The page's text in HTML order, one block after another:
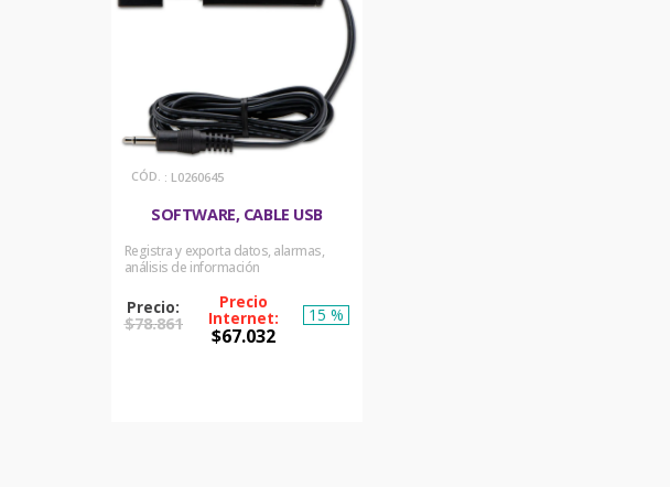
: L0260645
SOFTWARE, CABLE USB
Registra y exporta datos, alarmas,
análisis de información
$78.861
$67.032
15 %